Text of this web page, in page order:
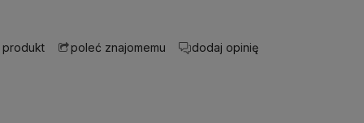
produkt poleć znajomemu dodaj opinię